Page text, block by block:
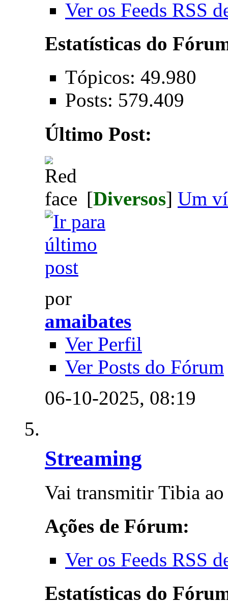
Ver os Feeds RSS
Estatísticas do
Tópicos: 49.980
Posts: 579.409
Último Post:
[Diversos] Um
por
amaibates
Ver Perfil
Ver Posts do Fórum
06-10-2025, 08:19
Streaming
Vai transmitir Tibia
Ações de Fórum:
Ver os Feeds RSS
Estatísticas do